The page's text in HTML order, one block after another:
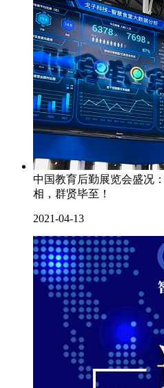
中国教育后勤展览会盛况
相，群贤毕至！
2021-04-13